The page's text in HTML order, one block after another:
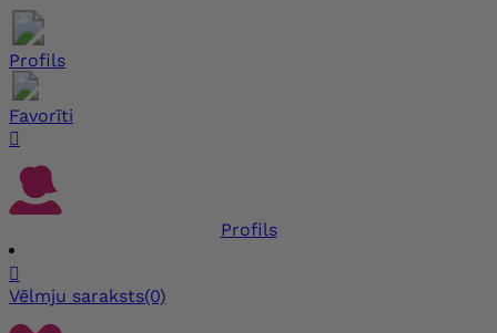
Profils
Favorīti

Profils

Vēlmju saraksts(0)